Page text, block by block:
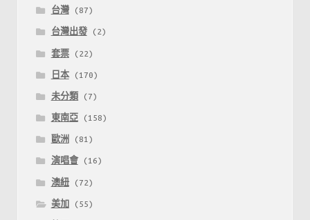
台灣(87)
台灣出發(2)
套票(22)
日本(170)
未分類(7)
東南亞 (158)
歐洲 (81)
演唱會(16)
澳紐(72)
美加 (55)